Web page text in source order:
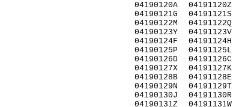
04190120A
04190121G
04190122M
04190123Y
04190124F
04190125P
04190126D
04190127X
04190128B
04190129N
04190130J
04190131Z
04191120Z
04191121S
04191122Q
04191123V
04191124H
04191125L
04191126C
04191127K
04191128E
04191129T
04191130R
04191131W